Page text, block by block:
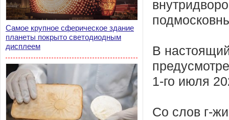
Самое крупное сферическое здание
планеты покрыто светодиодным
дисплеем
В
1-го июля
Со слов г-